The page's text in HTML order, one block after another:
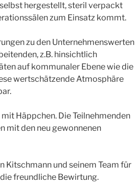
hergestellt, steril verpackt
zum Einsatz kommt.
zu den Unternehmenswerten
z.B. hinsichtlich
auf kommunaler Ebene wie die
wertschätzende Atmosphäre
Häppchen. Die Teilnehmenden
mit den neu gewonnenen
Kitschmann und seinem Team für
freundliche Bewirtung.